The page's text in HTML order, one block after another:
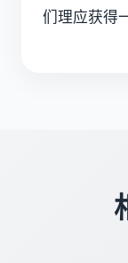
们理应获得